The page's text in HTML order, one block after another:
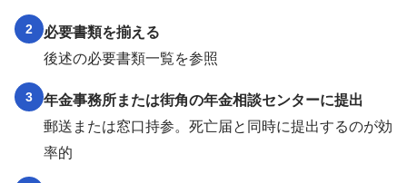
2
必要書類を揃える
後述の必要書類一覧を参照
3
年金事務所または街角の年金相談センターに提出
郵送または窓口持参。死亡届と同時に提出するのが効
率的